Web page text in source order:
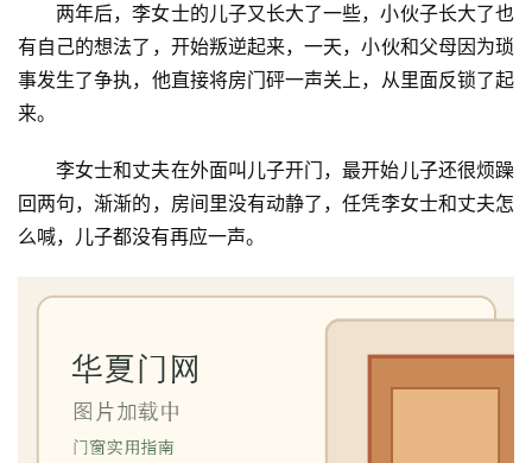
两年后，李女士的儿子又长大了一些，小伙子长大了也
有自己的想法了，开始叛逆起来，一天，小伙和父母因为琐
事发生了争执，他直接将房门砰一声关上，从里面反锁了起
来。
李女士和丈夫在外面叫儿子开门，最开始儿子还很烦躁
回两句，渐渐的，房间里没有动静了，任凭李女士和丈夫怎
么喊，儿子都没有再应一声。